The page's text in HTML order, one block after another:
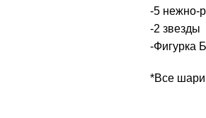
-5 нежно-
-2 звезды
-Фигурка
*Все